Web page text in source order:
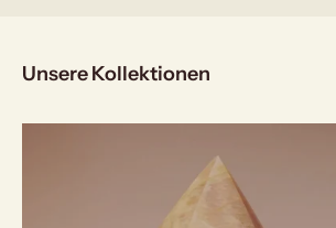
Unsere Kollektionen